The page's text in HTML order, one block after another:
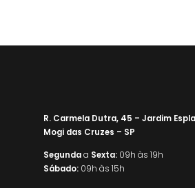
R. Carmela Dutra, 45 – Jardim
Mogi das Cruzes – SP
Segundaa Sexta:09h às 19h
Sábado:09h às 15h